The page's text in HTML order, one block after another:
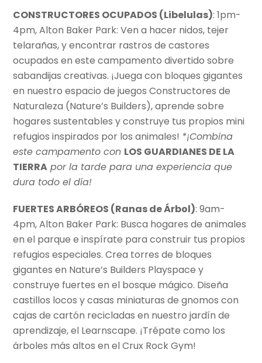
CONSTRUCTORES OCUPADOS (Libelulas): 1pm-
4pm, Alton Baker Park: Ven a hacer nidos, tejer
telarañas, y encontrar rastros de castores
ocupados en este campamento divertido sobre
sabandijas creativas. ¡Juega con bloques gigantes
en nuestro espacio de juegos Constructores de
Naturaleza (Nature’s Builders), aprende sobre
hogares sustentables y construye tus propios mini
refugios inspirados por los animales! *¡Combina
este campamento con LOS GUARDIANES DE LA
TIERRA por la tarde para una experiencia que
dura todo el día!
FUERTES ARBÓREOS (Ranas de Árbol): 9am-
4pm, Alton Baker Park: Busca hogares de animales
en el parque e inspírate para construir tus propios
refugios especiales. Crea torres de bloques
gigantes en Nature’s Builders Playspace y
construye fuertes en el bosque mágico. Diseña
castillos locos y casas miniaturas de gnomos con
cajas de cartón recicladas en nuestro jardín de
aprendizaje, el Learnscape. ¡Trépate como los
árboles más altos en el Crux Rock Gym!